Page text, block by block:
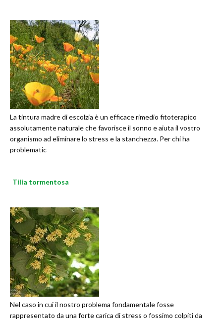
La tintura madre di escolzia è un efficace rimedio fitoterapico
assolutamente naturale che favorisce il sonno e aiuta il vostro
organismo ad eliminare lo stress e la stanchezza. Per chi ha
problematic
Tilia tormentosa
Nel caso in cui il nostro problema fondamentale fosse
rappresentato da una forte carica di stress o fossimo colpiti da